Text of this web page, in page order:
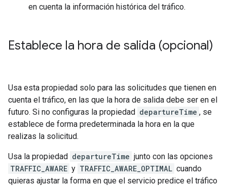
en cuenta la información histórica del tráfico.
Establece la hora de salida (opcional)
Usa esta propiedad solo para las solicitudes que tienen en
cuenta el tráfico, en las que la hora de salida debe ser en el
futuro. Si no configuras la propiedad departureTime , se
establece de forma predeterminada la hora en la que
realizas la solicitud.
Usa la propiedad departureTime junto con las opciones
TRAFFIC_AWARE y TRAFFIC_AWARE_OPTIMAL cuando
quieras ajustar la forma en que el servicio predice el tráfico